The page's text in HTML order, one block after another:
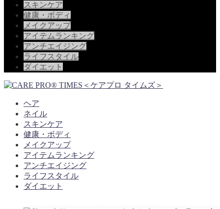
スキンケア
健康・ボディ
メイクアップ
アイテムランキング
アンチエイジング
ライフスタイル
ダイエット
ヘア
ネイル
スキンケア
健康・ボディ
メイクアップ
アイテムランキング
アンチエイジング
ライフスタイル
ダイエット